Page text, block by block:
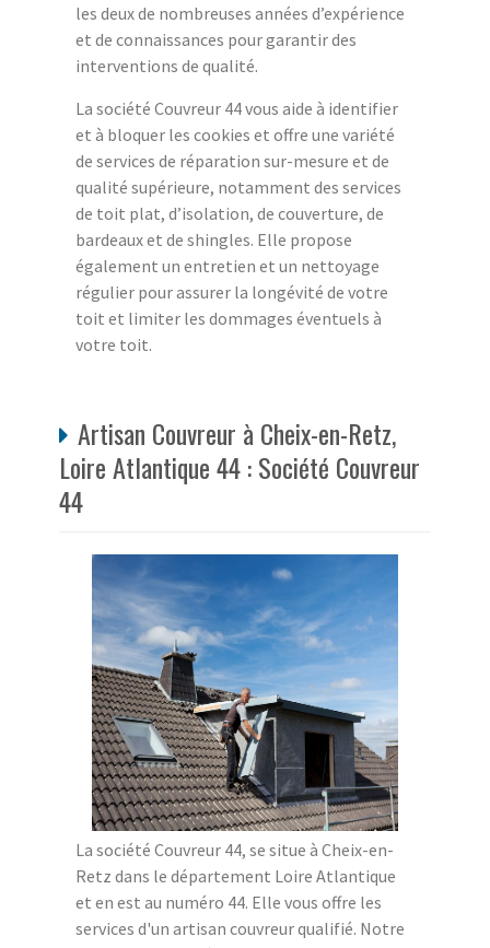
les deux de nombreuses années d’expérience
et de connaissances pour garantir des
interventions de qualité.
La société Couvreur 44 vous aide à identifier
et à bloquer les cookies et offre une variété
de services de réparation sur-mesure et de
qualité supérieure, notamment des services
de toit plat, d’isolation, de couverture, de
bardeaux et de shingles. Elle propose
également un entretien et un nettoyage
régulier pour assurer la longévité de votre
toit et limiter les dommages éventuels à
votre toit.
Artisan Couvreur à Cheix-en-Retz,
Loire Atlantique 44 : Société Couvreur
44
La société Couvreur 44, se situe à Cheix-en-
Retz dans le département Loire Atlantique
et en est au numéro 44. Elle vous offre les
services d'un artisan couvreur qualifié. Notre